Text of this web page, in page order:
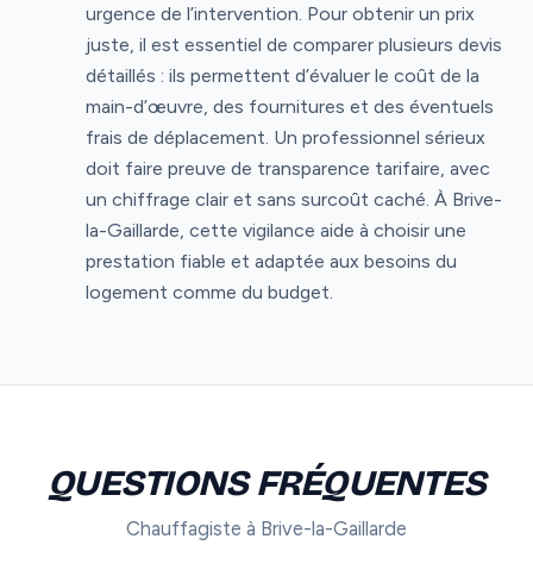
urgence de l’intervention. Pour obtenir un prix
juste, il est essentiel de comparer plusieurs devis
détaillés : ils permettent d’évaluer le coût de la
main-d’œuvre, des fournitures et des éventuels
frais de déplacement. Un professionnel sérieux
doit faire preuve de transparence tarifaire, avec
un chiffrage clair et sans surcoût caché. À Brive-
la-Gaillarde, cette vigilance aide à choisir une
prestation fiable et adaptée aux besoins du
logement comme du budget.
QUESTIONS FRÉQUENTES
Chauffagiste à Brive-la-Gaillarde